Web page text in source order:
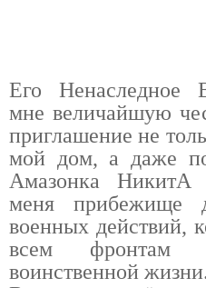
Его Ненаследное
мне величайшую
приглашение не
мой дом, а даже
Амазонка
меня прибежище
военных действий,
всем
воинственной